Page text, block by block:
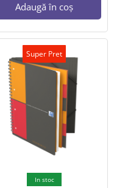
Adaugă în coș
Super Pret
In stoc